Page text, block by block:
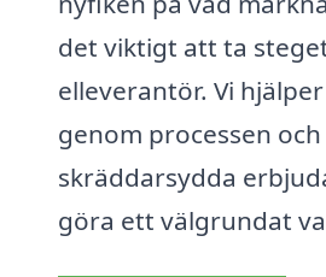
det viktigt att ta
elleverantör. Vi
genom processen
skräddarsydda
göra ett välgrundat